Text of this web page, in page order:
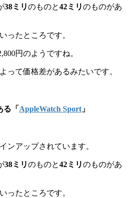
38ミリのものと42ミリのものがあ
ったところです。
円のようですね。
って価格差があるみたいです。
「 AppleWatch Sport 」
ンアップされています。
38ミリのものと42ミリのものがあ
ったところです。